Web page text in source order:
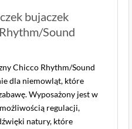
bujaczek
Sound
Chicco Rhythm/Sound
dla niemowląt, które
Wyposażony jest w
regulacji,
natury, które